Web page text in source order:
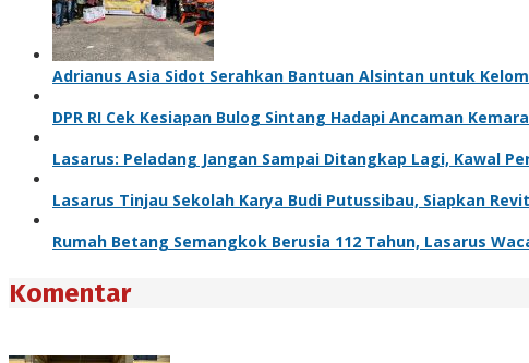
Adrianus Asia Sidot Serahkan Bantuan Alsintan untuk
DPR RI Cek Kesiapan Bulog Sintang Hadapi Ancaman
Lasarus: Peladang Jangan Sampai Ditangkap Lagi, Kawal
Lasarus Tinjau Sekolah Karya Budi Putussibau, Siapkan
Rumah Betang Semangkok Berusia 112 Tahun, Lasarus
Komentar